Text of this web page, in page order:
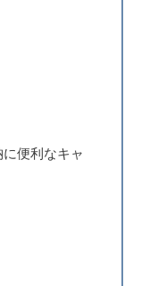
便利なキャ